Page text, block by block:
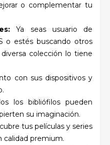
o complementar tu
Ya seas usuario de
o estés buscando otros
colección lo tiene
con sus dispositivos y
los bibliófilos pueden
su imaginación.
tus películas y series
calidad premium.